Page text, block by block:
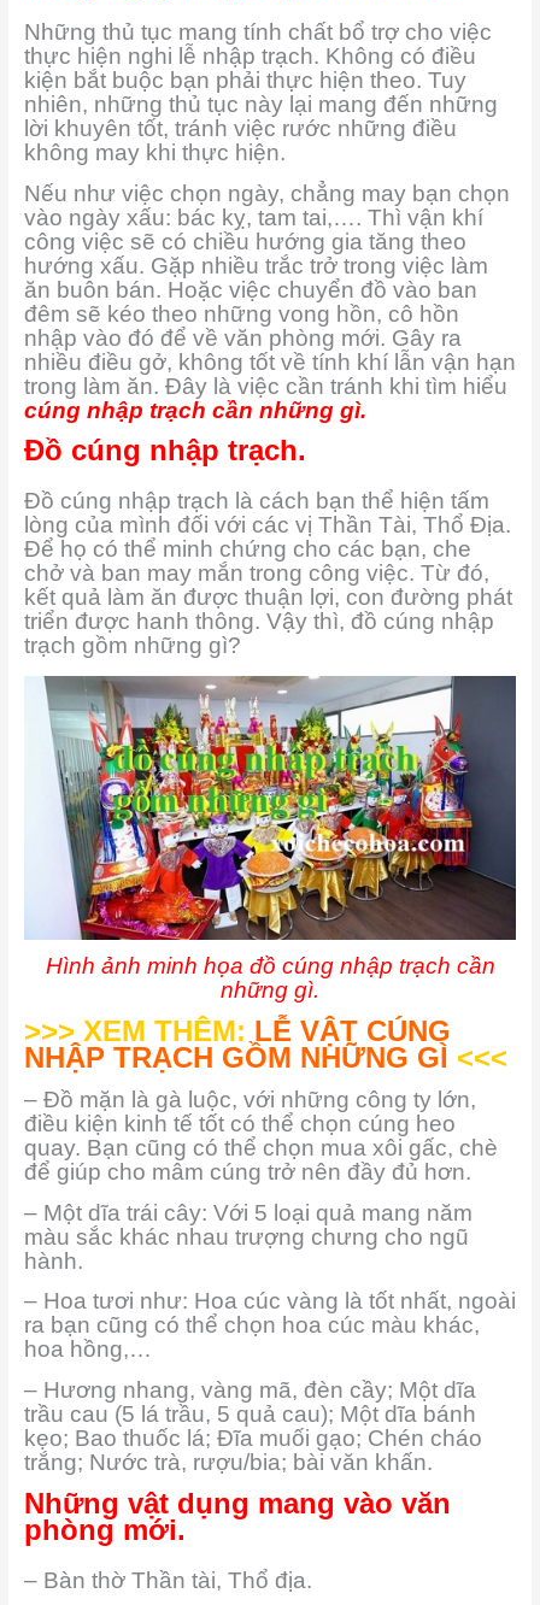
Những thủ tục mang tính chất bổ trợ cho việc
thực hiện nghi lễ nhập trạch. Không có điều
kiện bắt buộc bạn phải thực hiện theo. Tuy
nhiên, những thủ tục này lại mang đến những
lời khuyên tốt, tránh việc rước những điều
không may khi thực hiện.
Nếu như việc chọn ngày, chẳng may bạn chọn
vào ngày xấu: bác kỵ, tam tai,…. Thì vận khí
công việc sẽ có chiều hướng gia tăng theo
hướng xấu. Gặp nhiều trắc trở trong việc làm
ăn buôn bán. Hoặc việc chuyển đồ vào ban
đêm sẽ kéo theo những vong hồn, cô hồn
nhập vào đó để về văn phòng mới. Gây ra
nhiều điều gở, không tốt về tính khí lẫn vận hạn
trong làm ăn. Đây là việc cần tránh khi tìm hiểu
cúng nhập trạch cần những gì.
Đồ cúng nhập trạch.
Đồ cúng nhập trạch là cách bạn thể hiện tấm
lòng của mình đối với các vị Thần Tài, Thổ Địa.
Để họ có thể minh chứng cho các bạn, che
chở và ban may mắn trong công việc. Từ đó,
kết quả làm ăn được thuận lợi, con đường phát
triển được hanh thông. Vậy thì, đồ cúng nhập
trạch gồm những gì?
Hình ảnh minh họa đồ cúng nhập trạch cần
những gì.
>>> XEM THÊM: LỄ VẬT CÚNG
NHẬP TRẠCH GỒM NHỮNG GÌ <<<
– Đồ mặn là gà luộc, với những công ty lớn,
điều kiện kinh tế tốt có thể chọn cúng heo
quay. Bạn cũng có thể chọn mua xôi gấc, chè
để giúp cho mâm cúng trở nên đầy đủ hơn.
– Một dĩa trái cây: Với 5 loại quả mang năm
màu sắc khác nhau trượng chưng cho ngũ
hành.
– Hoa tươi như: Hoa cúc vàng là tốt nhất, ngoài
ra bạn cũng có thể chọn hoa cúc màu khác,
hoa hồng,…
– Hương nhang, vàng mã, đèn cầy; Một dĩa
trầu cau (5 lá trầu, 5 quả cau); Một dĩa bánh
kẹo; Bao thuốc lá; Đĩa muối gạo; Chén cháo
trắng; Nước trà, rượu/bia; bài văn khấn.
Những vật dụng mang vào văn
phòng mới.
– Bàn thờ Thần tài, Thổ địa.